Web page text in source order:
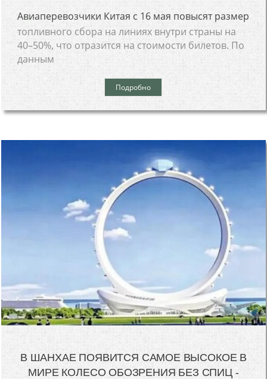
Авиаперевозчики Китая с 16 мая повысят размер
топливного сбора на линиях внутри страны на
40–50%, что отразится на стоимости билетов. По
данным
Подробно
В ШАНХАЕ ПОЯВИТСЯ САМОЕ ВЫСОКОЕ В
МИРЕ КОЛЕСО ОБОЗРЕНИЯ БЕЗ СПИЦ -